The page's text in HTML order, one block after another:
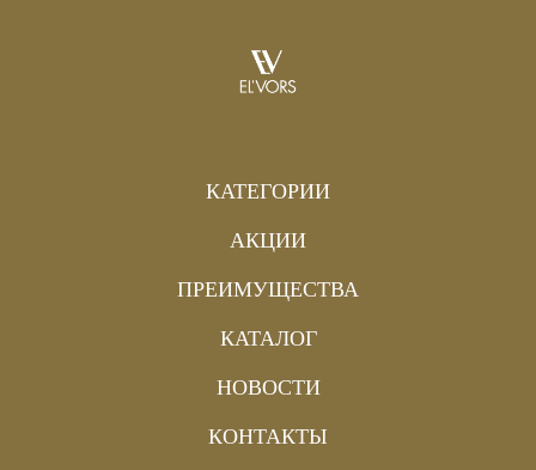
КАТЕГОРИИ
АКЦИИ
ПРЕИМУЩЕСТВА
КАТАЛОГ
НОВОСТИ
КОНТАКТЫ